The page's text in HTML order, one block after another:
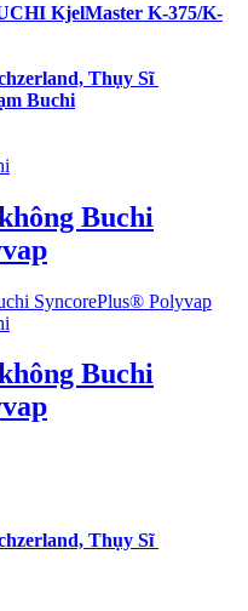
KjelMaster K-375/K-
Thụy Sĩ
Buchi
Buchi
Buchi
Thụy Sĩ